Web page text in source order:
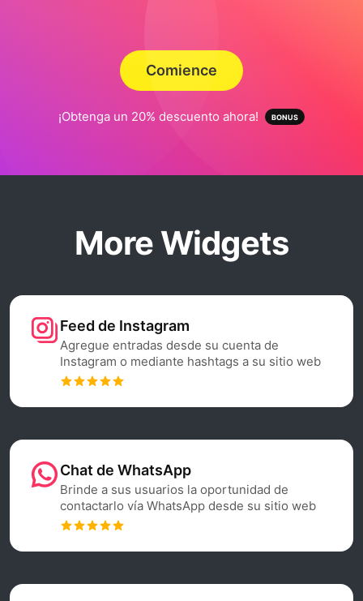
Comience
¡Obtenga un 20% descuento ahora!
More Widgets
Feed de Instagram
Agregue entradas desde su cuenta de
Instagram o mediante hashtags a su sitio web
Chat de WhatsApp
Brinde a sus usuarios la oportunidad de
contactarlo vía WhatsApp desde su sitio web